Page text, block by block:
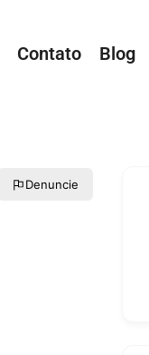
Contato Blog
Denuncie